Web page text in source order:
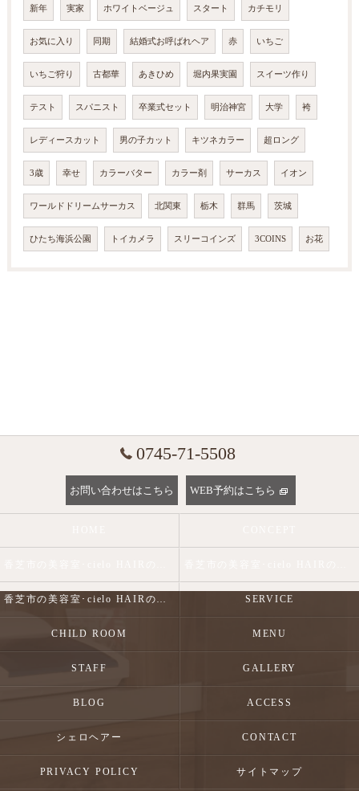
新年 実家 ホワイトベージュ スタート カチモリ
お気に入り 同期 結婚式お呼ばれヘア 赤 いちご
いちご狩り 古都華 あきひめ 堀内果実園 スイーツ作り
テスト スパニスト 卒業式セット 明治神宮 大学 袴
レディースカット 男の子カット キツネカラー 超ロング
3歳 幸せ カラーバター カラー剤 サーカス イオン
ワールドドリームサーカス 北関東 栃木 群馬 茨城
ひたち海浜公園 トイカメラ スリーコインズ 3COINS お花
0745-71-5508
お問い合わせはこちら WEB予約はこちら
香芝市の美容室･cielo HAIRのお客様の声 SERVICE
CHILD ROOM MENU
STAFF GALLERY
BLOG ACCESS
シェロヘアー CONTACT
PRIVACY POLICY サイトマップ